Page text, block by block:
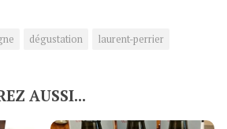
dégustation laurent-perrier
AUSSI...